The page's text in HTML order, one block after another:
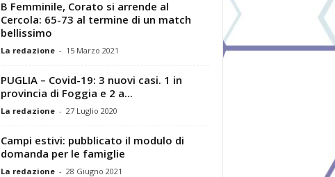
B Femminile, Corato si arrende al
Cercola: 65-73 al termine di un match
bellissimo
La redazione - 15 Marzo 2021
PUGLIA – Covid-19: 3 nuovi casi. 1 in
provincia di Foggia e 2 a...
La redazione - 27 Luglio 2020
Campi estivi: pubblicato il modulo di
domanda per le famiglie
La redazione - 28 Giugno 2021